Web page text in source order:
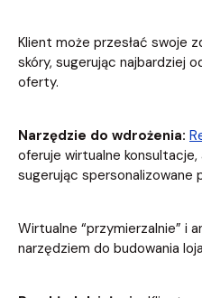
Klient może przesłać swoje
skóry, sugerując najbardziej
oferty.
Narzędzie do wdrożenia:
oferuje wirtualne
sugerując spersonalizowane
Wirtualne “przymierzalnie” i
narzędziem do budowania